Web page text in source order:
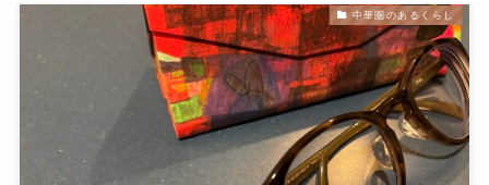
中華圏のあるくらし